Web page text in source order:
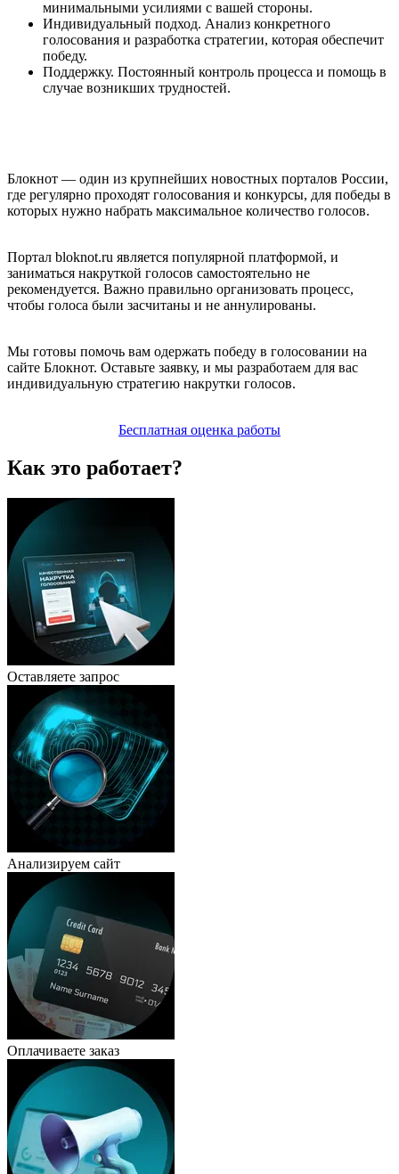
минимальными усилиями с вашей стороны.
Индивидуальный подход. Анализ конкретного
голосования и разработка стратегии, которая обеспечит
победу.
Поддержку. Постоянный контроль процесса и помощь в
случае возникших трудностей.
Блокнот — один из крупнейших новостных порталов России,
где регулярно проходят голосования и конкурсы, для победы в
которых нужно набрать максимальное количество голосов.
Портал bloknot.ru является популярной платформой, и
заниматься накруткой голосов самостоятельно не
рекомендуется. Важно правильно организовать процесс,
чтобы голоса были засчитаны и не аннулированы.
Мы готовы помочь вам одержать победу в голосовании на
сайте Блокнот. Оставьте заявку, и мы разработаем для вас
индивидуальную стратегию накрутки голосов.
Бесплатная оценка работы
Как это работает?
Оставляете запрос
Анализируем сайт
Оплачиваете заказ